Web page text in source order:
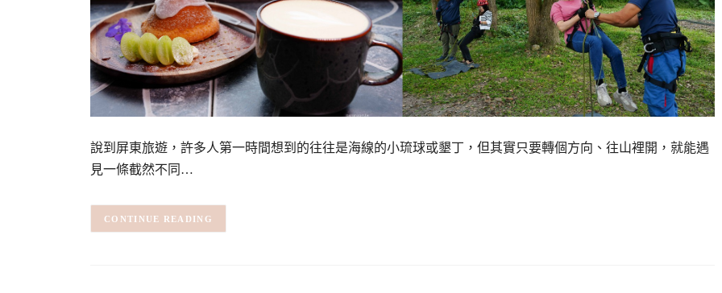
說到屏東旅遊，許多人第一時間想到的往往是海線的小琉球或墾丁，但其實只要轉個方向、往山裡開，就能遇
見一條截然不同…
CONTINUE READING